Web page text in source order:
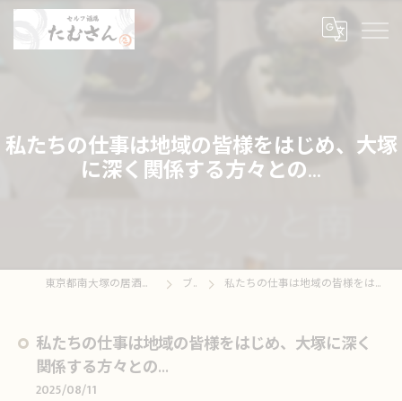
私たちの仕事は地域の皆様をはじめ、大塚
に深く関係する方々との...
東京都南大塚の居酒屋ならセルフ酒場たむさん ブログ 私たちの仕事は地域の皆様をはじめ、大塚に深く関係する方々との...
私たちの仕事は地域の皆様をはじめ、大塚に深く
関係する方々との...
2025/08/11